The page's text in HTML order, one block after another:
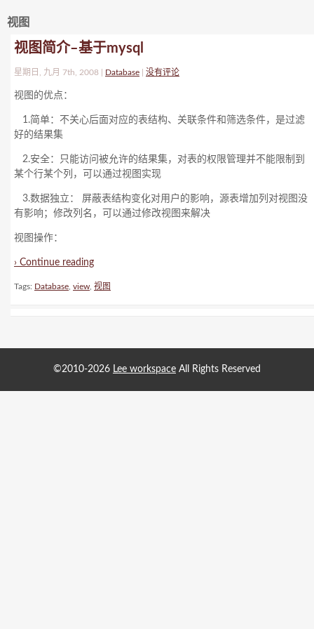
视图
视图简介–基于mysql
星期日, 九月 7th, 2008 | Database 没有评论
视图的优点：
1.简单：不关心后面对应的表结构、关联条件和筛选条件，是过滤
好的结果集
2.安全：只能访问被允许的结果集，对表的权限管理并不能限制到
某个行某个列，可以通过视图实现
3.数据独立： 屏蔽表结构变化对用户的影响，源表增加列对视图没
有影响；修改列名，可以通过修改视图来解决
视图操作：
› Continue reading
Tags: Database view 视图
©2010-2026 Lee workspace All Rights Reserved